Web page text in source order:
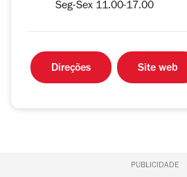
Seg-Sex 11.00-17.00
Direções Site web
PUBLICIDADE